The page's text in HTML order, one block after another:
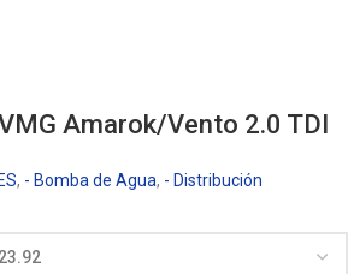
Amarok/Vento 2.0 TDI
, - Bomba de Agua, - Distribución